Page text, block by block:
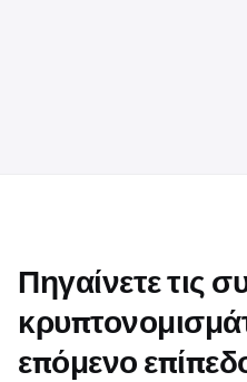
Πηγαίνετε τις
επόμενο